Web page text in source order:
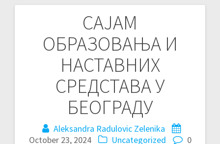
САЈАМ
ОБРАЗОВАЊА И
НАСТАВНИХ
СРЕДСТАВА У
БЕОГРАДУ
Aleksandra Radulovic Zelenika
October 23, 2024
Uncategorized 0
navigation